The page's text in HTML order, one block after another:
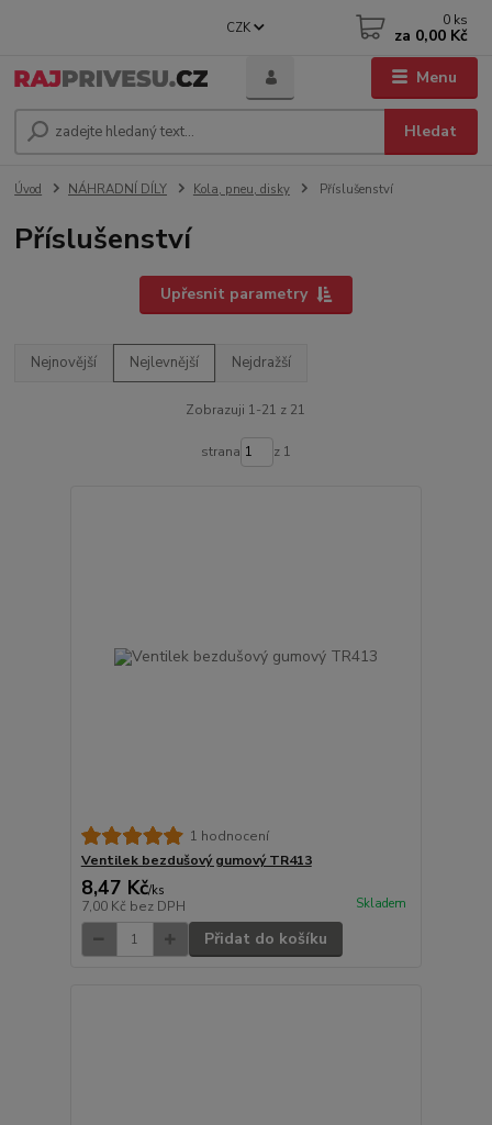
Menu
CZK
Hledat
0 ks
za 0,00 Kč
Úvod NÁHRADNÍ DÍLY Kola, pneu, disky Příslušenství
Příslušenství
Upřesnit parametry
Nejnovější Nejlevnější Nejdražší
Zobrazuji 1-21 z 21
strana z 1
1 hodnocení
Ventilek bezdušový gumový TR413
8,47 Kč/ks
7,00 Kč bez DPH Skladem
Přidat do košíku